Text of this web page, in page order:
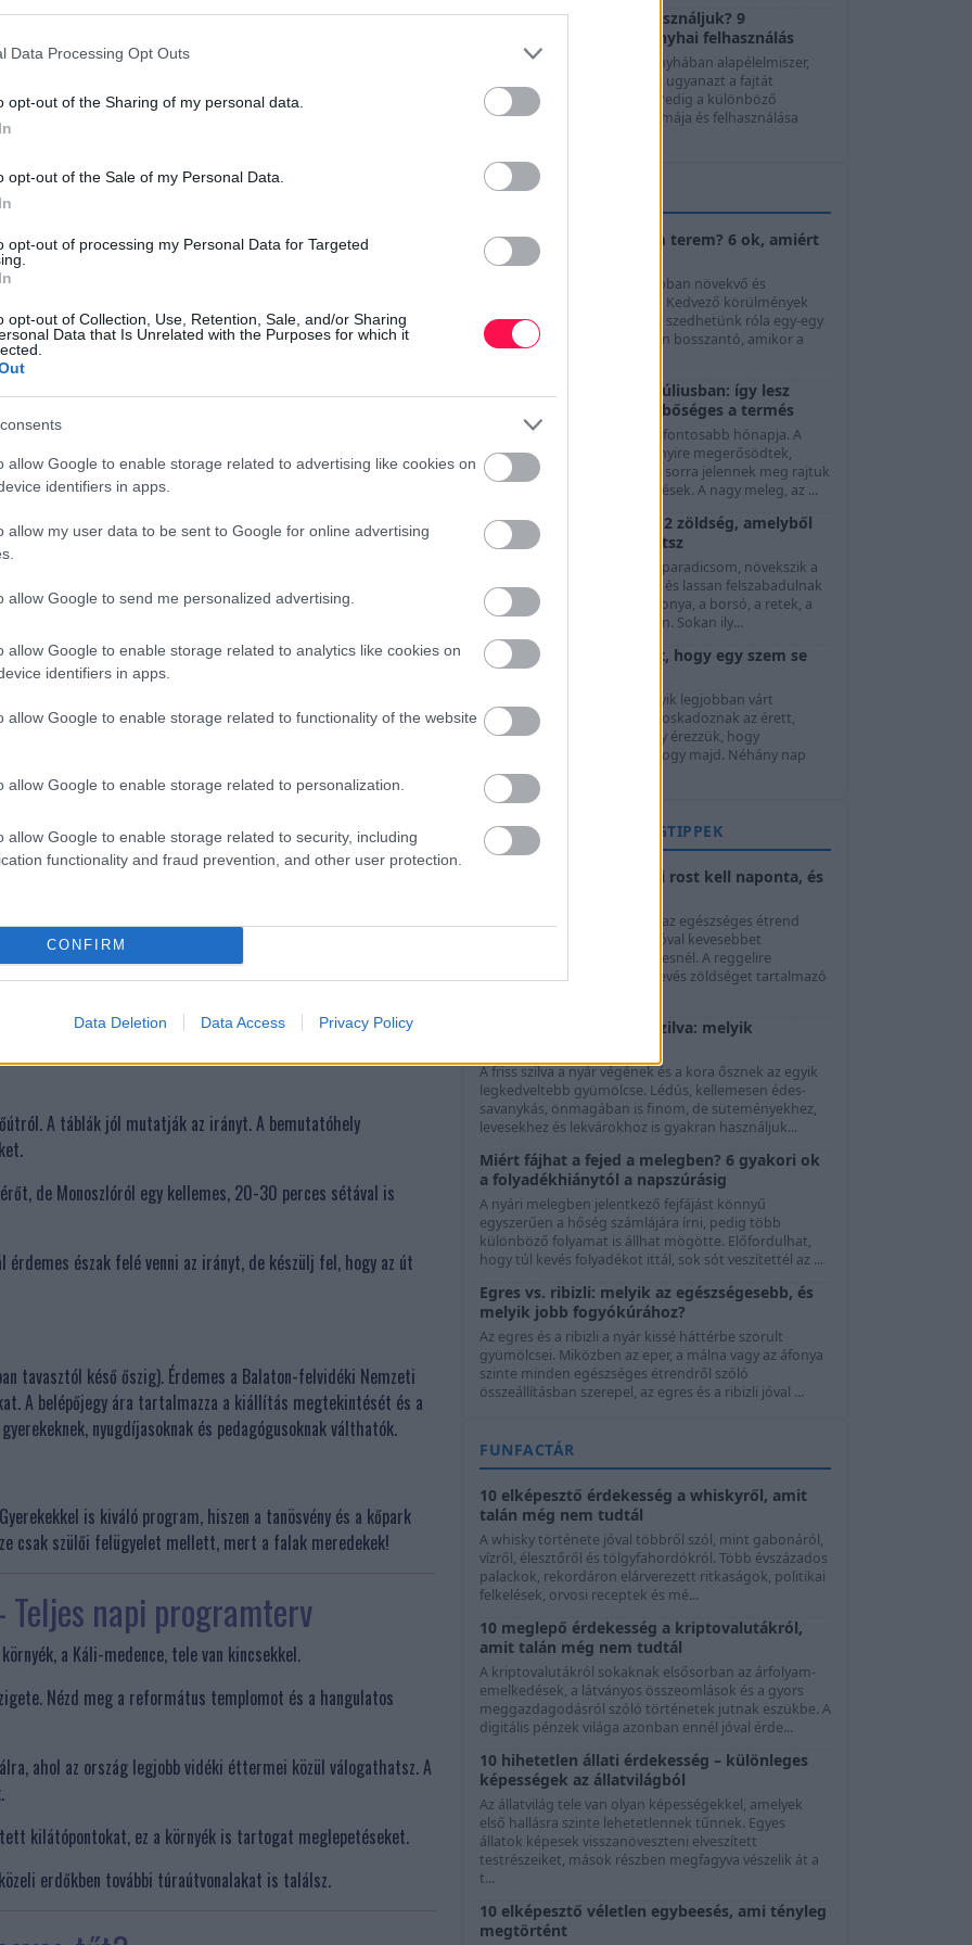
Data Processing Opt Outs
opt-out of the Sharing of my personal data.
opt-out of the Sale of my Personal Data.
opt-out of processing my Personal Data for Targeted
opt-out of Collection, Use, Retention, Sale, and/or Sharing
Data that Is Unrelated with the Purposes for which it
allow Google to enable storage related to advertising like cookies on
identifiers in apps.
allow my user data to be sent to Google for online advertising
allow Google to send me personalized advertising.
allow Google to enable storage related to analytics like cookies on
identifiers in apps.
allow Google to enable storage related to functionality of the website
allow Google to enable storage related to personalization.
allow Google to enable storage related to security, including
functionality and fraud prevention, and other user protection.
CONFIRM
Data Deletion Data Access Privacy Policy
hogy itt az oszlopok nemcsak függőlegesek, hanem
ered, hogy ezek a hegyek „tanúskodnak” az egykori felszín
az erózió és a szél az évmilliók alatt elhordta, a kemény
a helyszínen?
Nemzeti Park része, és mint ilyen, kiválóan kiépített
a Dunántúl jellemző kőzeteit ismerhetjük meg. Ez nem egy
közelről megvizsgálható a szerkezetük. Itt található egy
és a terület élővilágát.
bazaltoszlopok előtt állva az ember igazán aprónak
szürke bazalt a napfény beesési szögétől függően változtatja
szinte életre kel.
Bár a lépcsőzés igénybe veszi a tüdőt, a látvány kárpótol
a fonyódi hegyek.
és a Csobánc jellegzetes sziluettje.
faluképe.
a környező hegycsúcsokat, így egyfajta élő földrajzórán
érdemes előre tervezni.
A táblák jól mutatják az irányt. A bemutatóhely
de Monoszlóról egy kellemes, 20-30 perces sétával is
észak felé venni az irányt, de készülj fel, hogy az út
tavasztól késő őszig). Érdemes a Balaton-felvidéki Nemzeti
A belépőjegy ára tartalmazza a kiállítás megtekintését és a
nyugdíjasoknak és pedagógusoknak válthatók.
is kiváló program, hiszen a tanösvény és a kőpark
csak szülői felügyelet mellett, mert a falak meredekek!
napi programterv
a Káli-medence, tele van kincsekkel.
Nézd meg a református templomot és a hangulatos
ahol az ország legjobb vidéki éttermei közül válogathatsz. A
kilátópontokat, ez a környék is tartogat meglepetéseket.
erdőkben további túraútvonalakat is találsz.
Melyik hagymát mire használjuk? 9
hagymafajta, ízek és konyhai felhasználás
A hagyma szinte minden konyhában alapélelmiszer,
mégis sokan automatikusan ugyanazt a fajtát
használják minden ételhez. Pedig a különböző
hagymafajták íze, állaga, aromája és felhasználása
KERTTIPPEK
Cukkini virágzik, de nem terem? 6 ok, amiért
elmaradhat a termés
A cukkini az egyik leggyorsabban növekvő és
legbőtermőbb kerti zöldség. Kedvező körülmények
között akár néhány naponta szedhetünk róla egy-egy
friss termést, ezért különösen bosszantó, amikor a
Paradicsom gondozása júliusban: így lesz
egészséges a növény és bőséges a termés
Július a paradicsom egyik legfontosabb hónapja. A
növények ekkorra már többnyire megerősödtek,
folyamatosan virágoznak, és sorra jelennek meg rajtuk
a zöld, majd érni kezdő termések. A nagy meleg, az ...
Mit vessünk júliusban? 12 zöldség, amelyből
még ősszel is szüretelhetsz
Júliusban már javában érik a paradicsom, növekszik a
cukkini, szedhető az uborka, és lassan felszabadulnak
az első ágyások a korai burgonya, a borsó, a retek, a
saláta vagy a fokhagyma után. Sokan ily...
Érik a cseresznye: 7 ötlet, hogy egy szem se
menjen kárba
A cseresznyeszezon az év egyik legjobban várt
időszaka. Amikor a fák ágai roskadoznak az érett,
fényes szemektől, eleinte úgy érezzük, hogy
bármennyi friss gyümölcs elfogy majd. Néhány nap
elteltével ...
ÉLETMÓD- ÉS EGÉSZSÉGTIPPEK
Napi rostbevitel: mennyi rost kell naponta, és
A megfelelő napi rostbevitel az egészséges étrend
egyik alapja, mégis könnyű jóval kevesebbet
fogyasztani belőle a szükségesnél. A reggelire
választott péksütemény, a kevés zöldséget tartalmazó
Friss szilva vagy aszalt szilva: melyik
A friss szilva a nyár végének és a kora ősznek az egyik
legkedveltebb gyümölcse. Lédús, kellemesen édes-
savanykás, önmagában is finom, de süteményekhez,
levesekhez és lekvárokhoz is gyakran használjuk...
Miért fájhat a fejed a melegben? 6 gyakori ok
a folyadékhiánytól a napszúrásig
A nyári melegben jelentkező fejfájást könnyű
egyszerűen a hőség számlájára írni, pedig több
különböző folyamat is állhat mögötte. Előfordulhat,
hogy túl kevés folyadékot ittál, sok sót veszítettél az ...
Egres vs. ribizli: melyik az egészségesebb, és
melyik jobb fogyókúrához?
Az egres és a ribizli a nyár kissé háttérbe szorult
gyümölcsei. Miközben az eper, a málna vagy az áfonya
szinte minden egészséges étrendről szóló
összeállításban szerepel, az egres és a ribizli jóval ...
FUNFACTÁR
10 elképesztő érdekesség a whiskyről, amit
talán még nem tudtál
A whisky története jóval többről szól, mint gabonáról,
vízről, élesztőről és tölgyfahordókról. Több évszázados
palackok, rekordáron elárverezett ritkaságok, politikai
felkelések, orvosi receptek és mé...
10 meglepő érdekesség a kriptovalutákról,
amit talán még nem tudtál
A kriptovalutákról sokaknak elsősorban az árfolyam-
emelkedések, a látványos összeomlások és a gyors
meggazdagodásról szóló történetek jutnak eszükbe. A
digitális pénzek világa azonban ennél jóval érde...
10 hihetetlen állati érdekesség – különleges
képességek az állatvilágból
Az állatvilág tele van olyan képességekkel, amelyek
első hallásra szinte lehetetlennek tűnnek. Egyes
állatok képesek visszanöveszteni elveszített
testrészeiket, mások részben megfagyva vészelik át a
t...
10 elképesztő véletlen egybeesés, ami tényleg
megtörtént